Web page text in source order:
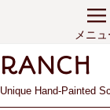
メニュ
Unique Hand-Painted